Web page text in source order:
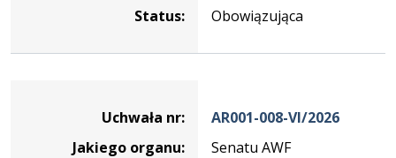
Status:
Obowiązująca
Uchwała nr:
AR001-008-VI/2026
Jakiego organu:
Senatu AWF